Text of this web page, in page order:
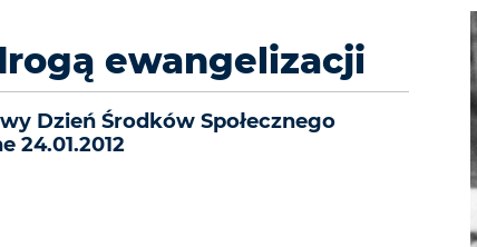
ewangelizacji
Dzień Środków Społecznego
24.01.2012